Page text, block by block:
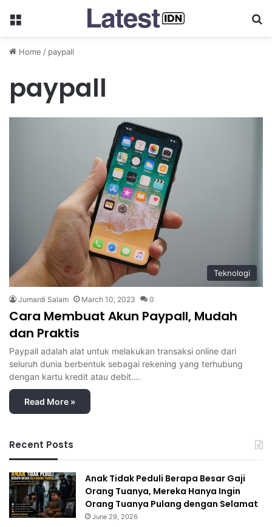
Menu
Home / paypall
paypall
Teknologi
Jumardi Salam March 10, 2023 0
Cara Membuat Akun Paypall, Mudah
dan Praktis
Paypall adalah alat untuk melakukan transaksi online dari
seluruh dunia berbentuk sebagai rekening yang terhubung
dengan kartu kredit atau debit.…
Read More »
Recent Posts
Anak Tidak Peduli Berapa Besar Gaji
Orang Tuanya, Mereka Hanya Ingin
Orang Tuanya Pulang dengan Selamat
June 29, 2026